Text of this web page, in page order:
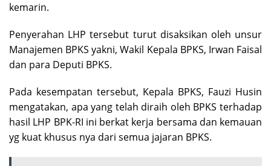
kemarin.
Penyerahan LHP tersebut turut disaksikan oleh unsur
Manajemen BPKS yakni, Wakil Kepala BPKS, Irwan Faisal
dan para Deputi BPKS.
Pada kesempatan tersebut, Kepala BPKS, Fauzi Husin
mengatakan, apa yang telah diraih oleh BPKS terhadap
hasil LHP BPK-RI ini berkat kerja bersama dan kemauan
yg kuat khusus nya dari semua jajaran BPKS.